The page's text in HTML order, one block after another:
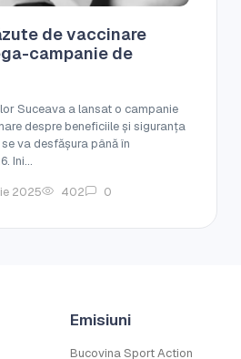
de vaccinare
campanie de
Suceava a lansat o campanie
despre beneficiile și siguranța
va desfășura până în
Ini...
2025
402 0
Emisiuni
Bucovina Sport Action